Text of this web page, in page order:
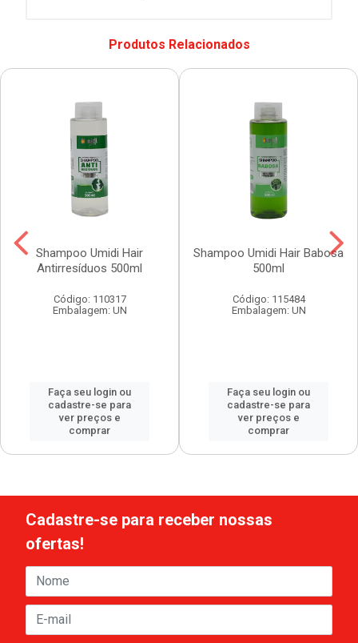
Produtos Relacionados
Shampoo Umidi Hair
Antirresíduos 500ml
Código: 110317
Embalagem: UN
Faça seu login ou
cadastre-se para
ver preços e
comprar
Shampoo Umidi Hair Babosa
500ml
Código: 115484
Embalagem: UN
Faça seu login ou
cadastre-se para
ver preços e
comprar
Cadastre-se para receber nossas
ofertas!